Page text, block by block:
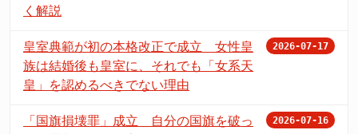
く解説
皇室典範が初の本格改正で成立 女性皇
族は結婚後も皇室に、それでも「女系天
皇」を認めるべきでない理由
2026-07-17
「国旗損壊罪」成立 自分の国旗を破っ
2026-07-16